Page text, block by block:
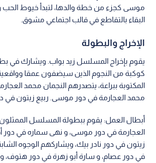
موسى كجزء من خطة والدها، لتبدأ خيوط الحب
البقاء بالتقاطع في قالب اجتماعي مشوق.
الإخراج والبطولة
يقوم بإخراج المسلسل زيد بواب. ويشارك في
كوكبة من النجوم الذين سيضفون عمقا
المكتوبة ببراعة، يتصدرهم النجمان محمد
محمد العجارمة في دور موسى. ربيع زيتون في
أبطال العمل: يقوم ببطولة المسلسل
العجارمة في دور موسى، و نهى سماره في دور
زيتون في دور نادر بيك، ويشاركهم الوجوه
في دور عصام، و سارة أبو زهرة في دور هتوف، و